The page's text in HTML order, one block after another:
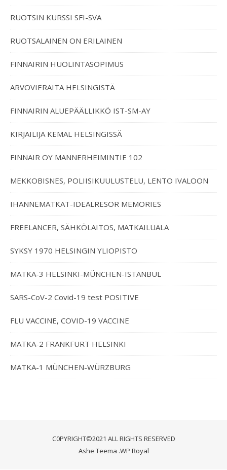
RUOTSIN KURSSI SFI-SVA
RUOTSALAINEN ON ERILAINEN
FINNAIRIN HUOLINTASOPIMUS
ARVOVIERAITA HELSINGISTÄ
FINNAIRIN ALUEPÄÄLLIKKÖ IST-SM-AY
KIRJAILIJA KEMAL HELSINGISSÄ
FINNAIR OY MANNERHEIMINTIE 102
MEKKOBISNES, POLIISIKUULUSTELU, LENTO IVALOON
IHANNEMATKAT-IDEALRESOR MEMORIES
FREELANCER, SÄHKÖLAITOS, MATKAILUALA
SYKSY 1970 HELSINGIN YLIOPISTO
MATKA-3 HELSINKI-MÜNCHEN-ISTANBUL
SARS-CoV-2 Covid-19 test POSITIVE
FLU VACCINE, COVID-19 VACCINE
MATKA-2 FRANKFURT HELSINKI
MATKA-1 MÜNCHEN-WÜRZBURG
C0PYRIGHT©2021 ALL RIGHTS RESERVED
Ashe Teema .WP Royal